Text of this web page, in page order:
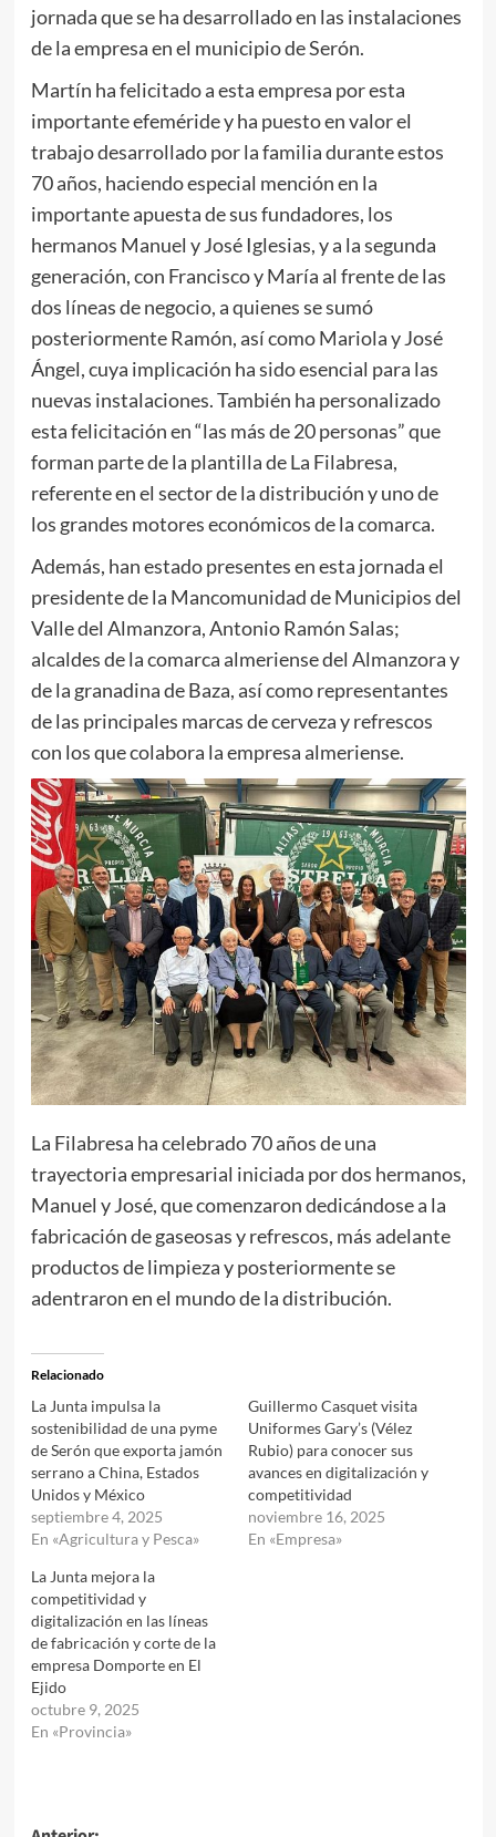
jornada que se ha desarrollado en las instalaciones
de la empresa en el municipio de Serón.
Martín ha felicitado a esta empresa por esta
importante efeméride y ha puesto en valor el
trabajo desarrollado por la familia durante estos
70 años, haciendo especial mención en la
importante apuesta de sus fundadores, los
hermanos Manuel y José Iglesias, y a la segunda
generación, con Francisco y María al frente de las
dos líneas de negocio, a quienes se sumó
posteriormente Ramón, así como Mariola y José
Ángel, cuya implicación ha sido esencial para las
nuevas instalaciones. También ha personalizado
esta felicitación en “las más de 20 personas” que
forman parte de la plantilla de La Filabresa,
referente en el sector de la distribución y uno de
los grandes motores económicos de la comarca.
Además, han estado presentes en esta jornada el
presidente de la Mancomunidad de Municipios del
Valle del Almanzora, Antonio Ramón Salas;
alcaldes de la comarca almeriense del Almanzora y
de la granadina de Baza, así como representantes
de las principales marcas de cerveza y refrescos
con los que colabora la empresa almeriense.
La Filabresa ha celebrado 70 años de una
trayectoria empresarial iniciada por dos hermanos,
Manuel y José, que comenzaron dedicándose a la
fabricación de gaseosas y refrescos, más adelante
productos de limpieza y posteriormente se
adentraron en el mundo de la distribución.
Relacionado
La Junta impulsa la
sostenibilidad de una pyme
de Serón que exporta jamón
serrano a China, Estados
Unidos y México
septiembre 4, 2025
En «Agricultura y Pesca»
Guillermo Casquet visita
Uniformes Gary’s (Vélez
Rubio) para conocer sus
avances en digitalización y
competitividad
noviembre 16, 2025
En «Empresa»
La Junta mejora la
competitividad y
digitalización en las líneas
de fabricación y corte de la
empresa Domporte en El
Ejido
octubre 9, 2025
En «Provincia»